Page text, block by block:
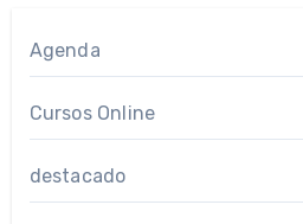
Agenda
Cursos Online
destacado